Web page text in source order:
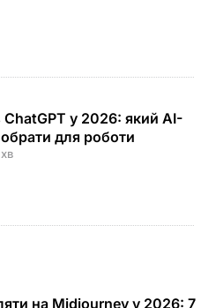
ChatGPT у 2026: який AI-
для роботи
на Midjourney у 2026: 7